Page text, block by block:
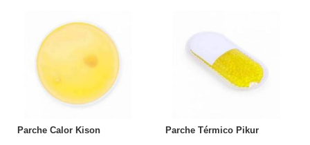
Parche Calor Kison Parche Térmico Pikur